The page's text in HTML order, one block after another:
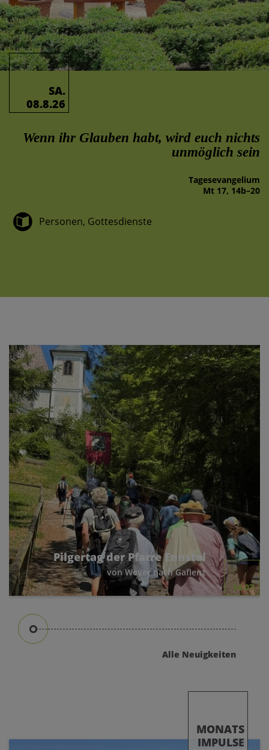
SA.
08.8.26
Wenn ihr Glauben habt, wird euch nichts
unmöglich sein
Tages­evangelium
Mt 17, 14b–20
Personen, Gottesdienste
Pilgertag der Pfarre Ennstal
von Weyer nach Gaflenz
Nachdem wir letztes Jahr von Kleinreifling
nach Weyer gegangen waren, machte sich
14.07.
Alle Neuigkeiten
MONATS
IMPULSE